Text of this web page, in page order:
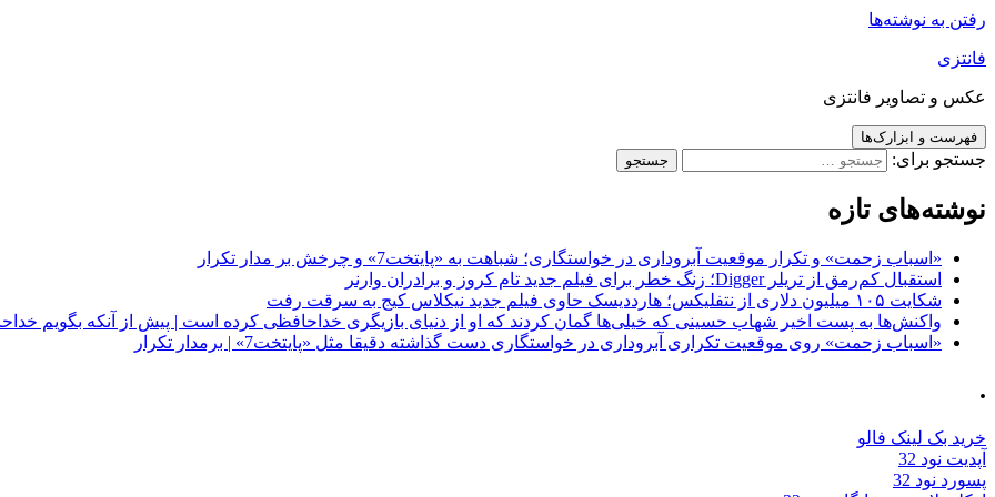
رفتن به نوشته‌ها
فانتزی
عکس و تصاویر فانتزی
فهرست و ابزارک‌ها
جستجو برای:
نوشته‌های تازه
«اسباب زحمت» و تکرار موقعیت آبروداری در خواستگاری؛ شباهت به «پایتخت7» و چرخش بر مدار تکرار
استقبال کم‌رمق از تریلر Digger؛ زنگ خطر برای فیلم جدید تام کروز و برادران وارنر
شکایت ۱۰۵ میلیون دلاری از نتفلیکس؛ هارددیسک حاوی فیلم جدید نیکلاس کیج به سرقت رفت
واکنش‌ها به پست اخیر شهاب حسینی که خیلی‌ها گمان کردند که او از دنیای بازیگری خداحافظی کرده است | پیش از آنکه بگویم
«اسباب زحمت» روی موقعیت تکراری آبروداری در خواستگاری دست گذاشته دقیقا مثل «پایتخت7» | برمدار تکرار
.
خرید بک لینک فالو
آپدیت نود 32
پسورد نود 32